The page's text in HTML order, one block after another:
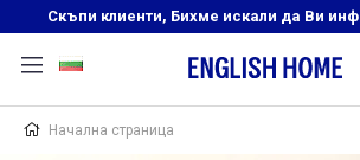
Начална страница